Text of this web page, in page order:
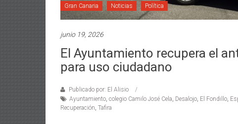
Gran Canaria Noticias Política
junio 19, 2026
El Ayuntamiento recupera el
para uso ciudadano
Publicado por: El Alisio
Ayuntamiento, colegio Camilo José Cela, Desalojo, El Fondillo,
Recuperación, Tafira